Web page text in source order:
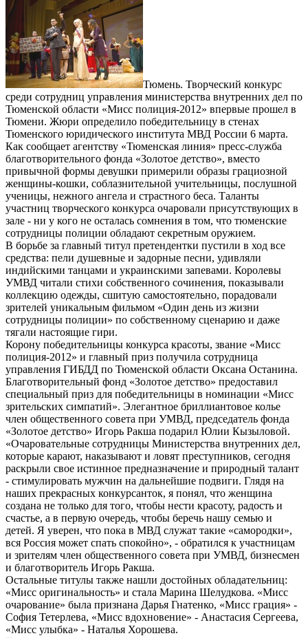
Тюмень. Творческий конкурс
среди сотрудниц управления министерства внутренних дел по
Тюменской области «Мисс полиция-2012» впервые прошел в
Тюмени. Жюри определило победительницу в стенах
Тюменского юридического института МВД России 6 марта.
Как сообщает агентству «Тюменская линия» пресс-служба
благотворительного фонда «Золотое детство», вместо
привычной формы девушки примерили образы грациозной
женщины-кошки, соблазнительной учительницы, послушной
ученицы, нежного ангела и страстного беса. Таланты
участниц творческого конкурса очаровали присутствующих в
зале - ни у кого не осталась сомнения в том, что тюменские
сотрудницы полиции обладают секретным оружием.
В борьбе за главный титул претендентки пустили в ход все
средства: пели душевные и задорные песни, удивляли
индийскими танцами и украинскими запевами. Королевы
УМВД читали стихи собственного сочинения, показывали
коллекцию одежды, сшитую самостоятельно, порадовали
зрителей уникальным фильмом «Один день из жизни
сотрудницы полиции» по собственному сценарию и даже
тягали настоящие гири.
Корону победительницы конкурса красоты, звание «Мисс
полиция-2012» и главный приз получила сотрудница
управления ГИБДД по Тюменской области Оксана Останина.
Благотворительный фонд «Золотое детство» предоставил
специальный приз для победительницы в номинации «Мисс
зрительских симпатий». Элегантное бриллиантовое колье
член общественного совета при УМВД, председатель фонда
«Золотое детство» Игорь Ракша подарил Юлии Кызыловой.
«Очаровательные сотрудницы Министерства внутренних дел,
которые карают, наказывают и ловят преступников, сегодня
раскрыли свое истинное предназначение и природный талант
- стимулировать мужчин на дальнейшие подвиги. Глядя на
наших прекрасных конкурсанток, я понял, что женщина
создана не только для того, чтобы нести красоту, радость и
счастье, а в первую очередь, чтобы беречь нашу семью и
детей. Я уверен, что пока в МВД служат такие «самородки»,
вся Россия может спать спокойно», - обратился к участницам
и зрителям член общественного совета при УМВД, бизнесмен
и благотворитель Игорь Ракша.
Остальные титулы также нашли достойных обладательниц:
«Мисс оригинальность» и стала Марина Шелудкова. «Мисс
очарование» была признана Дарья Гнатенко, «Мисс грация» -
София Тетерлева, «Мисс вдохновение» - Анастасия Сергеева,
«Мисс улыбка» - Наталья Хорошева.